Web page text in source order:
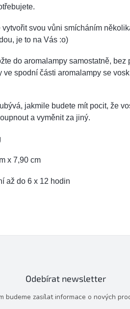
vytvořit svou vůni smícháním
je to na Vás :o)
do aromalampy samostatně, bez
ve spodní části aromalampy se
jakmile budete mít pocit, že
a vyměnit za jiný.
x 7,90 cm
až do 6 x 12 hodin
Odebírat newsletter
budeme zasílat informace o nových